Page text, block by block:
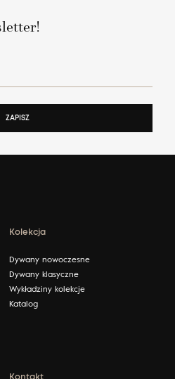
ZAPISZ
Kolekcja
Dywany nowoczesne
Dywany klasyczne
Wykładziny kolekcje
Katalog